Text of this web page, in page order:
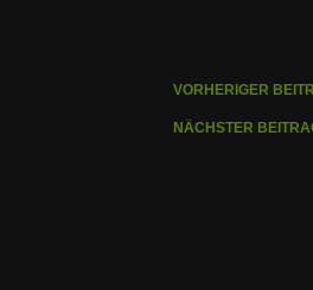
VORHERIGER
NÄCHSTER